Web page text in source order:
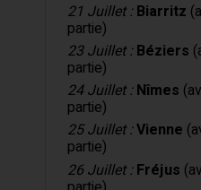
21 Juillet : Biarritz
partie)
23 Juillet : Béziers
partie)
24 Juillet : Nîmes
partie)
25 Juillet :Vienne
partie)
26 Juillet : Fréjus